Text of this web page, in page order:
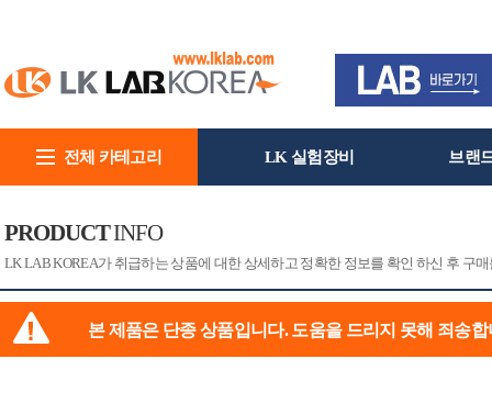
전체 카테고리 LK 실험장비 브랜
PRODUCTINFO
LK LAB KOREA가 취급하는 상품에 대한 상세하고 정확한 정보를 확인 하신 후 구
본 제품은 단종 상품입니다. 도움을 드리지 못해 죄송합